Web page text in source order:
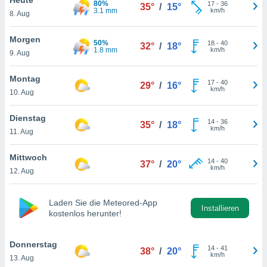
oder
Partner
es uns
das
der
Profil zu
Ihnen
finden
. Sie
jederzeit
Sie
8. Aug
80%
3.1 mm
35° / 15° 17- 36
km/h
Morgen
9. Aug
50%
1.8 mm
32° / 18° 18- 40
km/h
Montag
10. Aug
29° / 16° 17- 40
km/h
Dienstag
11. Aug
35° / 18° 14- 36
km/h
Mittwoch
12. Aug
37° / 20° 14- 40
km/h
Laden Sie die Meteored-App
kostenlos herunter!
Installieren
Donnerstag
13. Aug
38° / 20° 14- 41
km/h